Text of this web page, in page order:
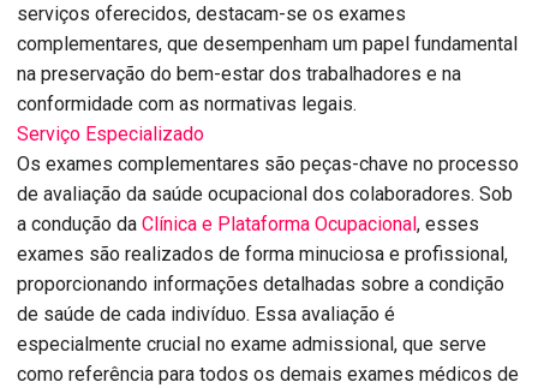
serviços oferecidos, destacam-se os exames
complementares, que desempenham um papel fundamental
na preservação do bem-estar dos trabalhadores e na
conformidade com as normativas legais.
Serviço Especializado
Os exames complementares são peças-chave no processo
de avaliação da saúde ocupacional dos colaboradores. Sob
a condução da Clínica e Plataforma Ocupacional, esses
exames são realizados de forma minuciosa e profissional,
proporcionando informações detalhadas sobre a condição
de saúde de cada indivíduo. Essa avaliação é
especialmente crucial no exame admissional, que serve
como referência para todos os demais exames médicos de